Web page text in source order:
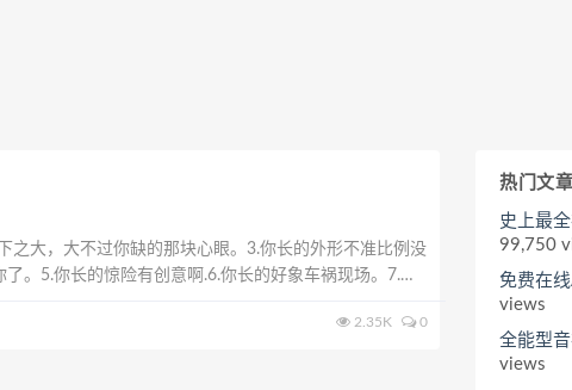
之大，大不过你缺的那块心眼。3.你长的外形不准比例没
。5.你长的惊险有创意啊.6.你长的好象车祸现场。7.说
2.35K 0
热门文章
史上最
99,750
免费在
views
全能型
views